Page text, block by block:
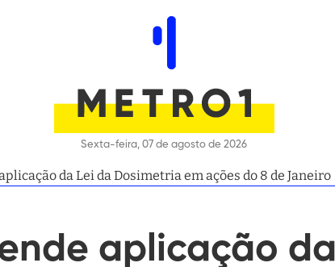
Sexta-feira, 07 de agosto de 2026
da Lei da Dosimetria em ações do 8 de Janeiro
aplicação